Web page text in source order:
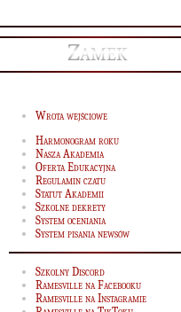
Zamek
Wrota wejściowe
Harmonogram roku
Nasza Akademia
Oferta Edukacyjna
Regulamin czatu
Statut Akademii
Szkolne dekrety
System oceniania
System pisania newsów
Szkolny Discord
Ramesville na Facebooku
Ramesville na Instagramie